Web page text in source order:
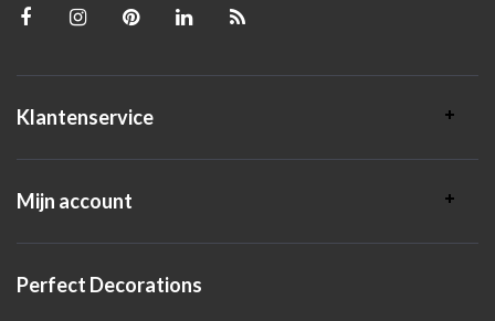
Klantenservice
Mijn account
Perfect Decorations